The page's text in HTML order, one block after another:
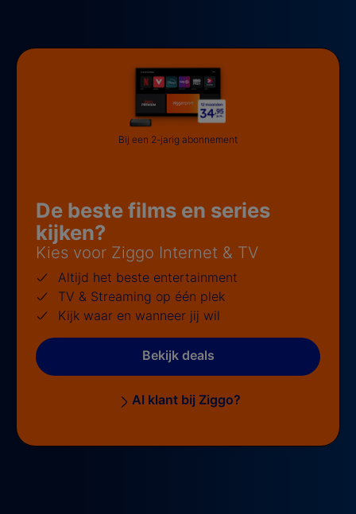
De beste films en series
kijken?
Kies voor Ziggo Internet & TV
Altijd het beste entertainment
TV & Streaming op één plek
Kijk waar en wanneer jij wil
Bekijk deals
Al klant bij Ziggo?
Bij een 2-jarig abonnement